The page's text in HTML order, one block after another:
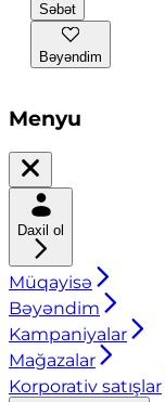
Səbət
Bəyəndim
Menyu
Daxil ol
Müqayisə
Bəyəndim
Kampaniyalar
Mağazalar
Korporativ satışlar